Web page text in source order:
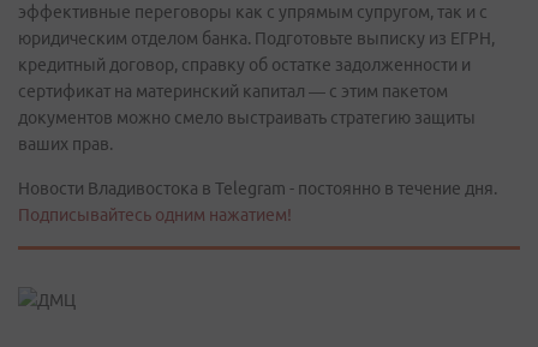
эффективные переговоры как с упрямым супругом, так и с
юридическим отделом банка. Подготовьте выписку из ЕГРН,
кредитный договор, справку об остатке задолженности и
сертификат на материнский капитал — с этим пакетом
документов можно смело выстраивать стратегию защиты
ваших прав.
Новости Владивостока в Telegram - постоянно в течение дня.
Подписывайтесь одним нажатием!